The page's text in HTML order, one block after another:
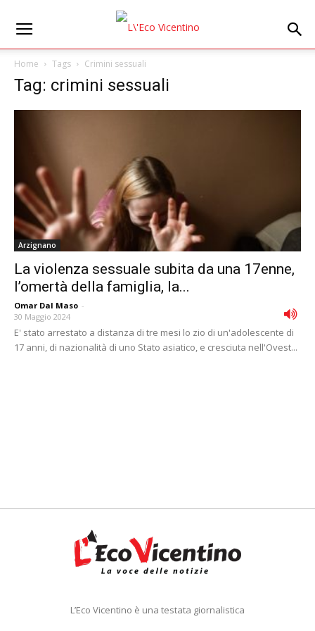
Home Tags Crimini sessuali
Tag: crimini sessuali
Arzignano
La violenza sessuale subita da una 17enne,
l’omertà della famiglia, la...
Omar Dal Maso -
30 Maggio 2024
E' stato arrestato a distanza di tre mesi lo zio di un'adolescente di
17 anni, di nazionalità di uno Stato asiatico, e cresciuta nell'Ovest...
L’Eco Vicentino è una testata giornalistica